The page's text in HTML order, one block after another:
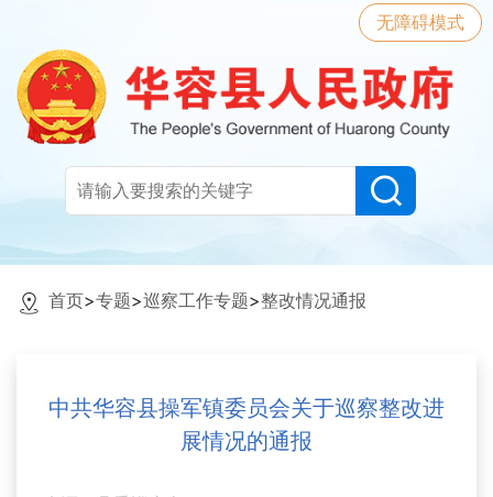
无障碍模式
首页>专题>巡察工作专题>整改情况通报
中共华容县操军镇委员会关于巡察整改进
展情况的通报